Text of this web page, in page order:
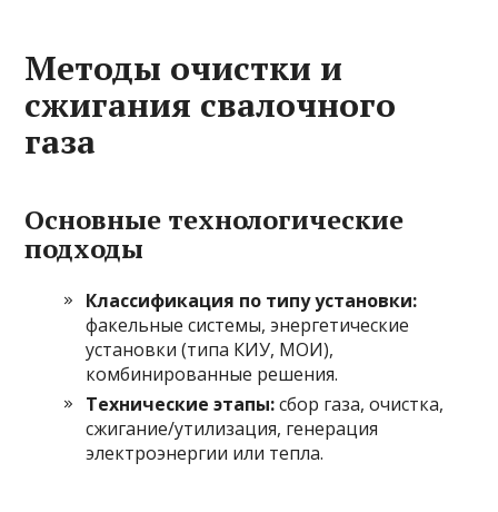
Методы очистки и
сжигания свалочного
газа
Основные технологические
подходы
Классификация по типу установки:
факельные системы, энергетические
установки (типа КИУ, МОИ),
комбинированные решения.
Технические этапы:сбор газа, очистка,
сжигание/утилизация, генерация
электроэнергии или тепла.